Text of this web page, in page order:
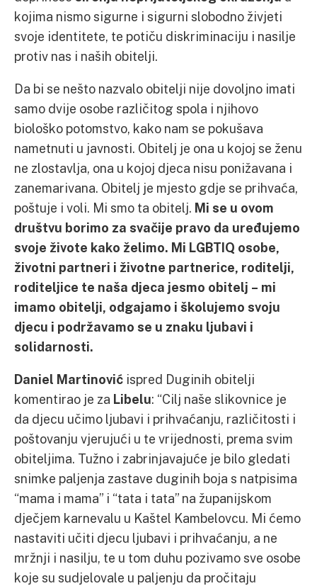
kojima nismo sigurne i sigurni slobodno živjeti
svoje identitete, te potiču diskriminaciju i nasilje
protiv nas i naših obitelji.
Da bi se nešto nazvalo obitelji nije dovoljno imati
samo dvije osobe različitog spola i njihovo
biološko potomstvo, kako nam se pokušava
nametnuti u javnosti. Obitelj je ona u kojoj se ženu
ne zlostavlja, ona u kojoj djeca nisu ponižavana i
zanemarivana. Obitelj je mjesto gdje se prihvaća,
poštuje i voli. Mi smo ta obitelj. Mi se u ovom
društvu borimo za svačije pravo da uređujemo
svoje živote kako želimo. Mi LGBTIQ osobe,
životni partneri i životne partnerice, roditelji,
roditeljice te naša djeca jesmo obitelj – mi
imamo obitelji, odgajamo i školujemo svoju
djecu i podržavamo se u znaku ljubavi i
solidarnosti.
Daniel Martinović ispred Duginih obitelji
komentirao je za Libelu: “Cilj naše slikovnice je
da djecu učimo ljubavi i prihvaćanju, različitosti i
poštovanju vjerujući u te vrijednosti, prema svim
obiteljima. Tužno i zabrinjavajuće je bilo gledati
snimke paljenja zastave duginih boja s natpisima
“mama i mama” i “tata i tata” na županijskom
dječjem karnevalu u Kaštel Kambelovcu. Mi ćemo
nastaviti učiti djecu ljubavi i prihvaćanju, a ne
mržnji i nasilju, te u tom duhu pozivamo sve osobe
koje su sudjelovale u paljenju da pročitaju